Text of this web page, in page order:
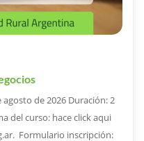
agosto de 2026 Duración: 2
del curso: hace click aqui
Formulario inscripción: